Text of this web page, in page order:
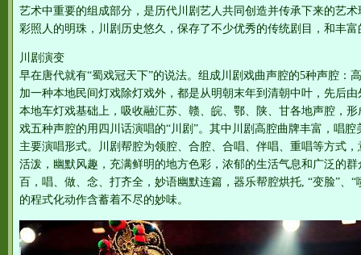
艺术中重要的组成部分，是历代川剧艺人共同创造并传承下来的艺
彩照人的明珠，川剧历史悠久，保存了不少优秀的传统剧目，和丰
川剧演变
早在唐代就有“蜀戏冠天下”的说法。组成川剧戏曲声腔的5种声腔：
加一种本地民间灯戏除灯戏外，都是从明朝末年到清朝中叶，先后
本地车灯戏基础上，吸收融汇苏、赣、皖、鄂、陕、甘各地声腔，
戏五种声腔的用四川话演唱的“川剧”。其中川剧高腔曲牌丰富，唱
主要演唱形式。川剧帮腔为领腔、合腔、合唱、伴唱、重唱等方式
活泼，幽默风趣，充满鲜明的地方色彩，浓郁的生活气息和广泛的
百，唱、做、念、打齐全，妙语幽默连篇，器乐帮腔烘托, “变脸”、
的程式化动作含蓄着不尽的妙味。